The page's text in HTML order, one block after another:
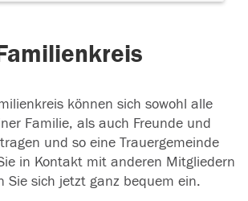
können sich sowohl alle
Familie, als auch Freunde und
und so eine Trauergemeinde
in Kontakt mit anderen Mitgliedern
Sie sich jetzt ganz bequem ein.